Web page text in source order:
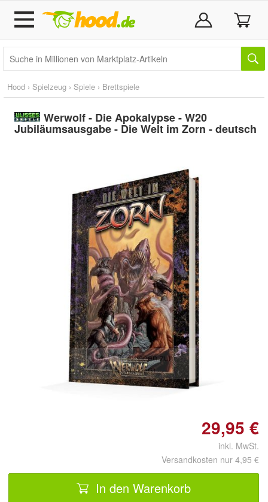
Hood › Spielzeug › Spiele › Brettspiele
Werwolf - Die Apokalypse - W20
Jubiläumsausgabe - Die Welt im Zorn - deutsch
Doppelt antippen zum
vergrößern
29,95 €
inkl. MwSt.
Versandkosten nur 4,95 €
In den Warenkorb